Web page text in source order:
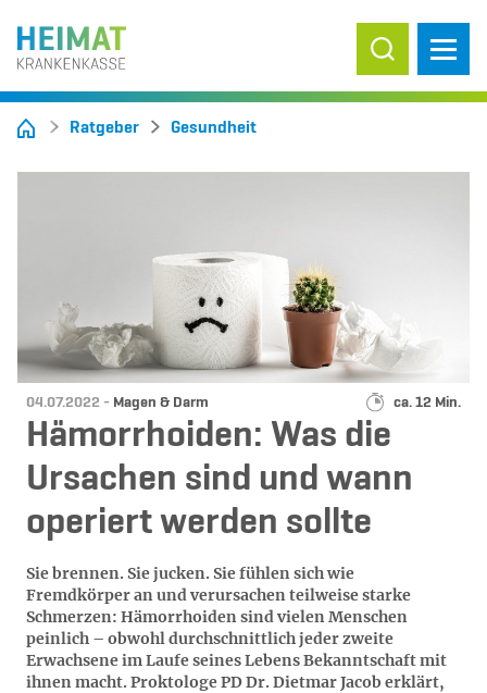
Suche ein-/
Ratgeber Gesundheit
Datum:
04.07.2022 - Kategorie:
Magen & Darm Lesedauer:
ca. 12 Min.
Hämorrhoiden: Was die
Ursachen sind und wann
operiert werden sollte
Sie brennen. Sie jucken. Sie fühlen sich wie
Fremdkörper an und verursachen teilweise starke
Schmerzen: Hämorrhoiden sind vielen Menschen
peinlich – obwohl durchschnittlich jeder zweite
Erwachsene im Laufe seines Lebens Bekanntschaft mit
ihnen macht. Proktologe PD Dr. Dietmar Jacob erklärt,